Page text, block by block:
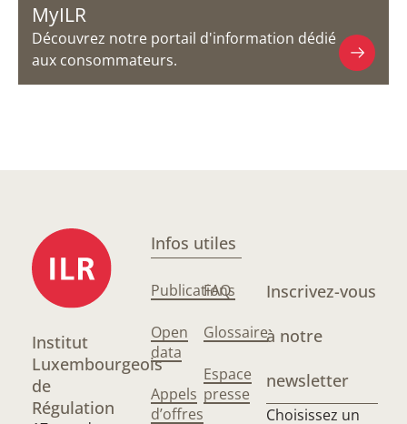
MyILR
Découvrez notre portail d'information dédié
aux consommateurs.
Institut
Luxembourgeois
de
Régulation
Infos utiles
Publications
Open
data
Appels
d’offres
FAQ
Glossaire
Espace
presse
Inscrivez-vous
à notre
newsletter
Choisissez un